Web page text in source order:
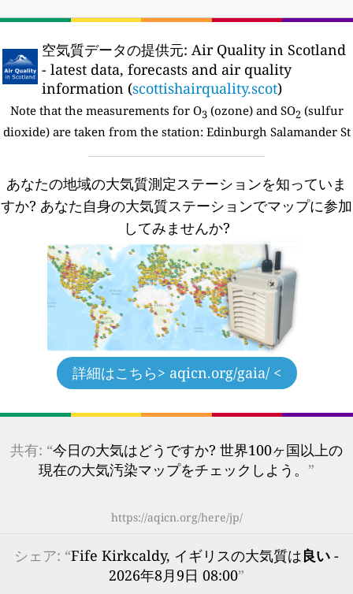
空気質データの提供元: Air Quality in Scotland
- latest data, forecasts and air quality
information (scottishairquality.scot)
Note that the measurements for O3(ozone) and SO2 (sulfur
dioxide) are taken from the station: Edinburgh Salamander St
あなたの地域の大気質測定ステーションを知っていま
すか? あなた自身の大気質ステーションでマップに参加
してみませんか?
詳細はこちら> aqicn.org/gaia/ <
共有: “今日の大気はどうですか? 世界100ヶ国以上の
現在の大気汚染マップをチェックしよう。 ”
https://aqicn.org/here/jp/
シェア: “Fife Kirkcaldy, イギリスの大気質は良い -
2026年8月9日 08:00”